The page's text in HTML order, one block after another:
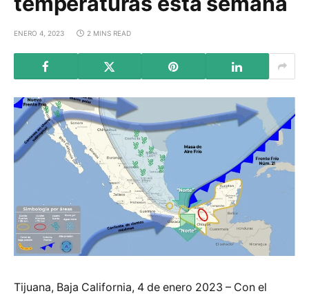
ENERO 4, 2023 2 MINS READ
Tijuana, Baja California, 4 de enero 2023 – Con el